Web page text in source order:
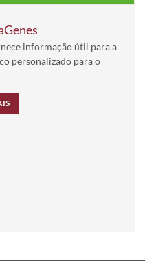
informação útil para a
personalizado para o